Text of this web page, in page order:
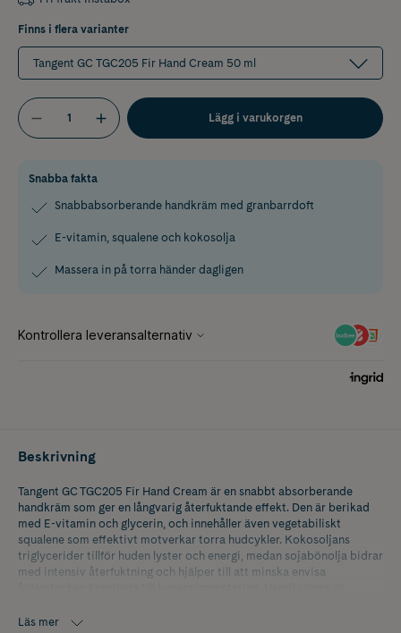
Finns i flera varianter
Tangent GC TGC205 Fir Hand Cream 50 ml
Lägg i varukorgen
Snabba fakta
Snabbabsorberande handkräm med granbarrdoft
E-vitamin, squalene och kokosolja
Massera in på torra händer dagligen
Beskrivning
Tangent GC TGC205 Fir Hand Cream är en snabbt absorberande
handkräm som ger en långvarig återfuktande effekt. Den är berikad
med E-vitamin och glycerin, och innehåller även vegetabiliskt
squalene som effektivt motverkar torra hudcykler. Kokosoljans
triglycerider tillför huden lyster och energi, medan sojabönolja bidrar
med intensiv återfuktning och hjälper till att minska envisa
Den är dessutom tillverkad i Sverige.
Läs mer